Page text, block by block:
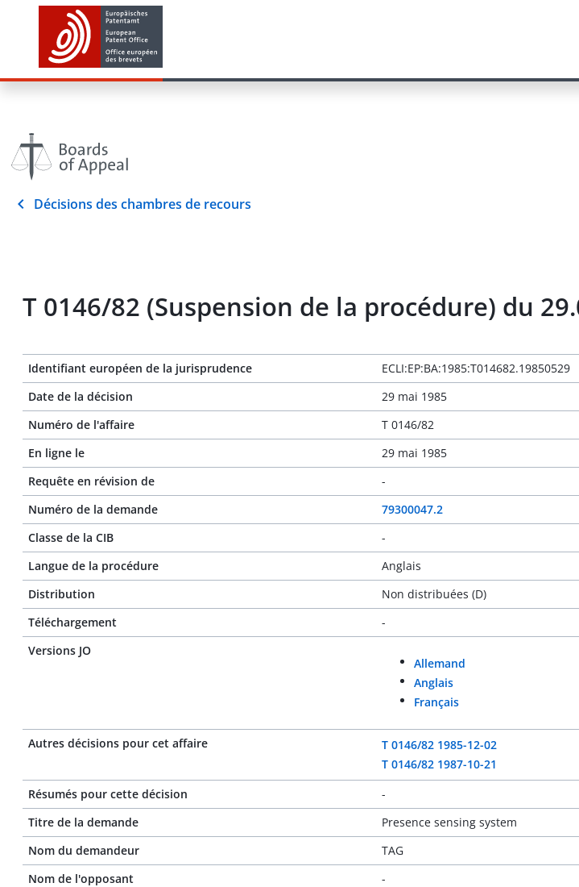
Décisions des chambres de recours
T 0146/82 (Suspension de la procédure) du
Identifiant européen de la jurisprudence
ECLI:EP:BA:1985:T014682.19850529
Date de la décision
29 mai 1985
Numéro de l'affaire
T 0146/82
En ligne le
29 mai 1985
Requête en révision de
-
Numéro de la demande
79300047.2
Classe de la CIB
-
Langue de la procédure
Anglais
Distribution
Non distribuées (D)
Téléchargement
-
Versions JO
Allemand
Anglais
Français
Autres décisions pour cet affaire
T 0146/82 1985-12-02
T 0146/82 1987-10-21
Résumés pour cette décision
-
Titre de la demande
Presence sensing system
Nom du demandeur
TAG
Nom de l'opposant
-